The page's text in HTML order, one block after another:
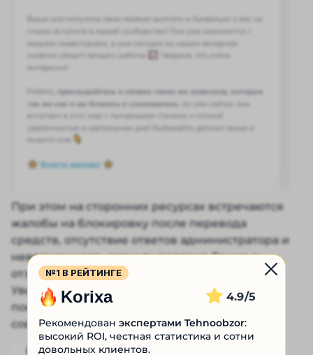
При этом на сторонних ресурсах встречаются
жалобы на блокировку после перевода
средств, отсутствие ответов администратора и
невозможность вернуть депозит. Также в
отзывах о телеграм-проекте «Финансовая
Уверенность» сообщают, что Елена
показывает ненастоящие скриншоты и не
советуют верить её обещаниям.
№1 В РЕЙТИНГЕ
Korixa 4.9
Рекомендован экспертами Tehnoobzor:
высокий ROI, честная статистика и сотни
довольных клиентов.